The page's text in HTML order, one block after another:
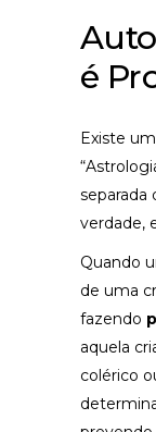
é
Existe
separada
verdade,
Quando
de uma
fazendo
aquela
colérico